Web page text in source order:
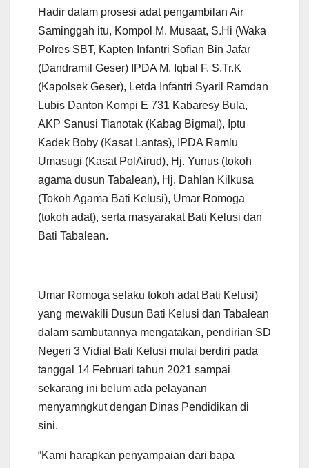
Hadir dalam prosesi adat pengambilan Air
Saminggah itu, Kompol M. Musaat, S.Hi (Waka
Polres SBT, Kapten Infantri Sofian Bin Jafar
(Dandramil Geser) IPDA M. Iqbal F. S.Tr.K
(Kapolsek Geser), Letda Infantri Syaril Ramdan
Lubis Danton Kompi E 731 Kabaresy Bula,
AKP Sanusi Tianotak (Kabag Bigmal), Iptu
Kadek Boby (Kasat Lantas), IPDA Ramlu
Umasugi (Kasat PolAirud), Hj. Yunus (tokoh
agama dusun Tabalean), Hj. Dahlan Kilkusa
(Tokoh Agama Bati Kelusi), Umar Romoga
(tokoh adat), serta masyarakat Bati Kelusi dan
Bati Tabalean.
Umar Romoga selaku tokoh adat Bati Kelusi)
yang mewakili Dusun Bati Kelusi dan Tabalean
dalam sambutannya mengatakan, pendirian SD
Negeri 3 Vidial Bati Kelusi mulai berdiri pada
tanggal 14 Februari tahun 2021 sampai
sekarang ini belum ada pelayanan
menyamngkut dengan Dinas Pendidikan di
sini.
“Kami harapkan penyampaian dari bapa